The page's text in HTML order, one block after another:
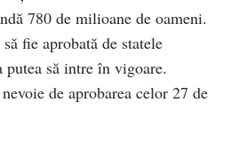
780 de milioane de oameni.
fie aprobată de statele
să intre în vigoare.
de aprobarea celor 27 de